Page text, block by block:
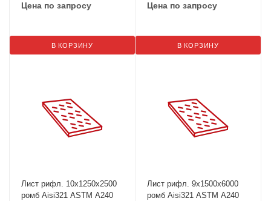
Цена по запросу
В КОРЗИНУ
Цена по запросу
В КОРЗИНУ
Лист рифл. 10x1250х2500
ромб Aisi321 ASTM A240
Лист рифл. 9x1500х6000
ромб Aisi321 ASTM A240